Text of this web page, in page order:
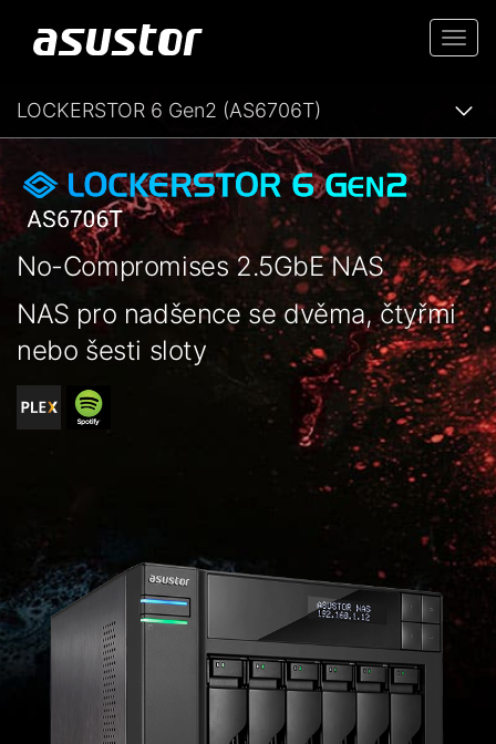
LOCKERSTOR 6 Gen2 (AS6706T)
No-Compromises 2.5GbE NAS
NAS pro nadšence se dvěma, čtyřmi
nebo šesti sloty